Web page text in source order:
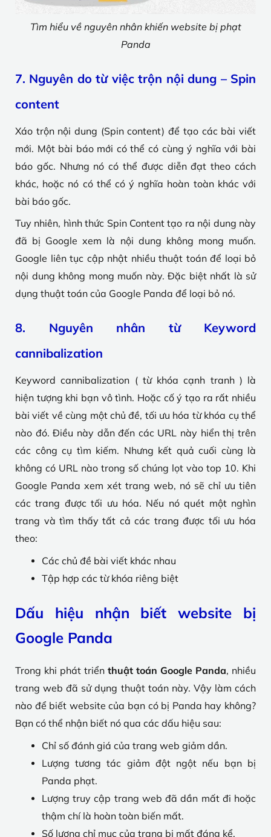
Tìm hiểu về nguyên nhân khiến website bị phạt
Panda
7. Nguyên do từ việc trộn nội dung – Spin
content
Xáo trộn nội dung (Spin content) để tạo các bài viết
mới. Một bài báo mới có thể có cùng ý nghĩa với bài
báo gốc. Nhưng nó có thể được diễn đạt theo cách
khác, hoặc nó có thể có ý nghĩa hoàn toàn khác với
bài báo gốc.
Tuy nhiên, hình thức Spin Content tạo ra nội dung này
đã bị Google xem là nội dung không mong muốn.
Google liên tục cập nhật nhiều thuật toán để loại bỏ
nội dung không mong muốn này. Đặc biệt nhất là sử
dụng thuật toán của Google Panda để loại bỏ nó.
8. Nguyên nhân từ Keyword
cannibalization
Keyword cannibalization ( từ khóa cạnh tranh ) là
hiện tượng khi bạn vô tình. Hoặc cố ý tạo ra rất nhiều
bài viết về cùng một chủ đề, tối ưu hóa từ khóa cụ thể
nào đó. Điều này dẫn đến các URL này hiển thị trên
các công cụ tìm kiếm. Nhưng kết quả cuối cùng là
không có URL nào trong số chúng lọt vào top 10. Khi
Google Panda xem xét trang web, nó sẽ chỉ ưu tiên
các trang được tối ưu hóa. Nếu nó quét một nghìn
trang và tìm thấy tất cả các trang được tối ưu hóa
theo:
Các chủ đề bài viết khác nhau
Tập hợp các từ khóa riêng biệt
Dấu hiệu nhận biết website bị
Google Panda
Trong khi phát triển thuật toán Google Panda, nhiều
trang web đã sử dụng thuật toán này. Vậy làm cách
nào để biết website của bạn có bị Panda hay không?
Bạn có thể nhận biết nó qua các dấu hiệu sau:
Chỉ số đánh giá của trang web giảm dần.
Lượng tương tác giảm đột ngột nếu bạn bị
Panda phạt.
Lượng truy cập trang web đã dần mất đi hoặc
thậm chí là hoàn toàn biến mất.
Số lượng chỉ mục của trang bị mất đáng kể.